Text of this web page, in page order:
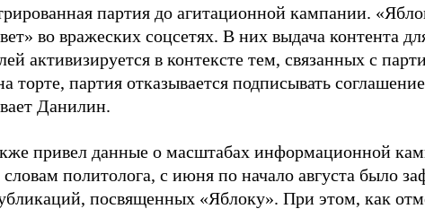
партия до агитационной кампании.
во вражеских соцсетях. В них выдача контента
активизируется в контексте тем, связанных с
торте, партия отказывается подписывать
Данилин.
привел данные о масштабах информационной
политолога, с июня по начало августа было
посвященных «Яблоку». При этом, как